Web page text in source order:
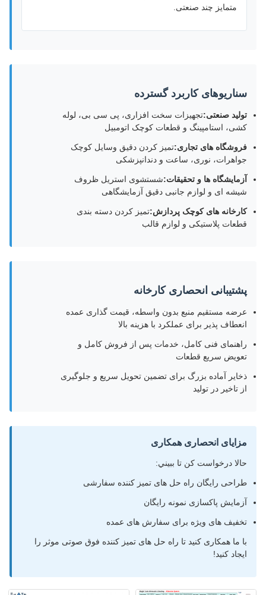
متمایز چند صنعتی.
سناریوهای کاربرد گسترده
تولید صنعتی:تجهیزات سخت افزاری، پی سی بی، لوله
کشی، استامپینگ و قطعات کوچک اتومبیل
فروشگاه های تجاری:تمیز کردن دقیق وسایل کوچک
جواهرات، نوری، ساعت و دندانپزشکی
آزمايشگاه ها و تحقيقات:شستشوی استریل ظروف
شیشه ای و لوازم جانبی دقیق آزمایشگاهی
کارخانه های کوچک پردازش:تمیز کردن دسته بندی
قطعات پلاستیکی و لوازم قالب
پشتیبانی انحصاری کارخانه
عرضه مستقیم منبع بدون واسطه، قیمت گذاری عمده
انعطاف پذیر برای عملکرد با هزینه بالا
راهنمای فنی کامل، خدمات پس از فروش کامل و
تعویض سریع قطعات
ذخایر آماده بزرگ برای تضمین تحویل سریع و جلوگیری
از تاخیر در تولید
مزایای انحصاری همکاری
حالا درخواست کن تا ببيني:
طراحی رایگان راه حل های تمیز کننده سفارشی
آزمایش پاکسازی نمونه رایگان
تخفیف های ویژه برای سفارش های عمده
با ما همکاری کنید تا راه حل های تمیز کننده فوق صوتی موثر را
ایجاد کنید!